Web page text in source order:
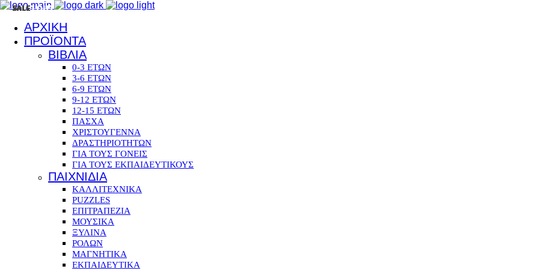
ΑΡΧΙΚΗ
ΠΡΟΪΟΝΤΑ
ΒΙΒΛΙΑ
0-3 ΕΤΩΝ
3-6 ΕΤΩΝ
6-9 ΕΤΩΝ
9-12 ΕΤΩΝ
12-15 ΕΤΩΝ
ΠΑΣΧΑ
ΧΡΙΣΤΟΥΓΕΝΝΑ
ΔΡΑΣΤΗΡΙΟΤΗΤΩΝ
ΓΙΑ ΤΟΥΣ ΓΟΝΕΙΣ
ΓΙΑ ΤΟΥΣ ΕΚΠΑΙΔΕΥΤΙΚΟΥΣ
ΠΑΙΧΝΙΔΙΑ
ΚΑΛΛΙΤΕΧΝΙΚΑ
PUZZLES
ΕΠΙΤΡΑΠΕΖΙΑ
ΜΟΥΣΙΚΑ
ΞΥΛΙΝΑ
ΡΟΛΩΝ
ΜΑΓΝΗΤΙΚΑ
ΕΚΠΑΙΔΕΥΤΙΚΑ
SALE
SALE
SALE
SALE
SALE
SALE
SALE
SALE
SALE
SALE
SOLD OUT
SALE
SALE
SALE
SALE
SALE
SALE